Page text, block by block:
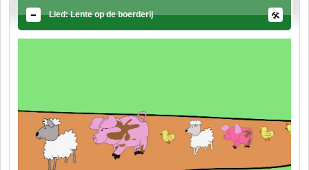
Lied: Lente op de boerderij